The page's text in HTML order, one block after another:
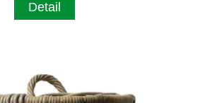
Detail